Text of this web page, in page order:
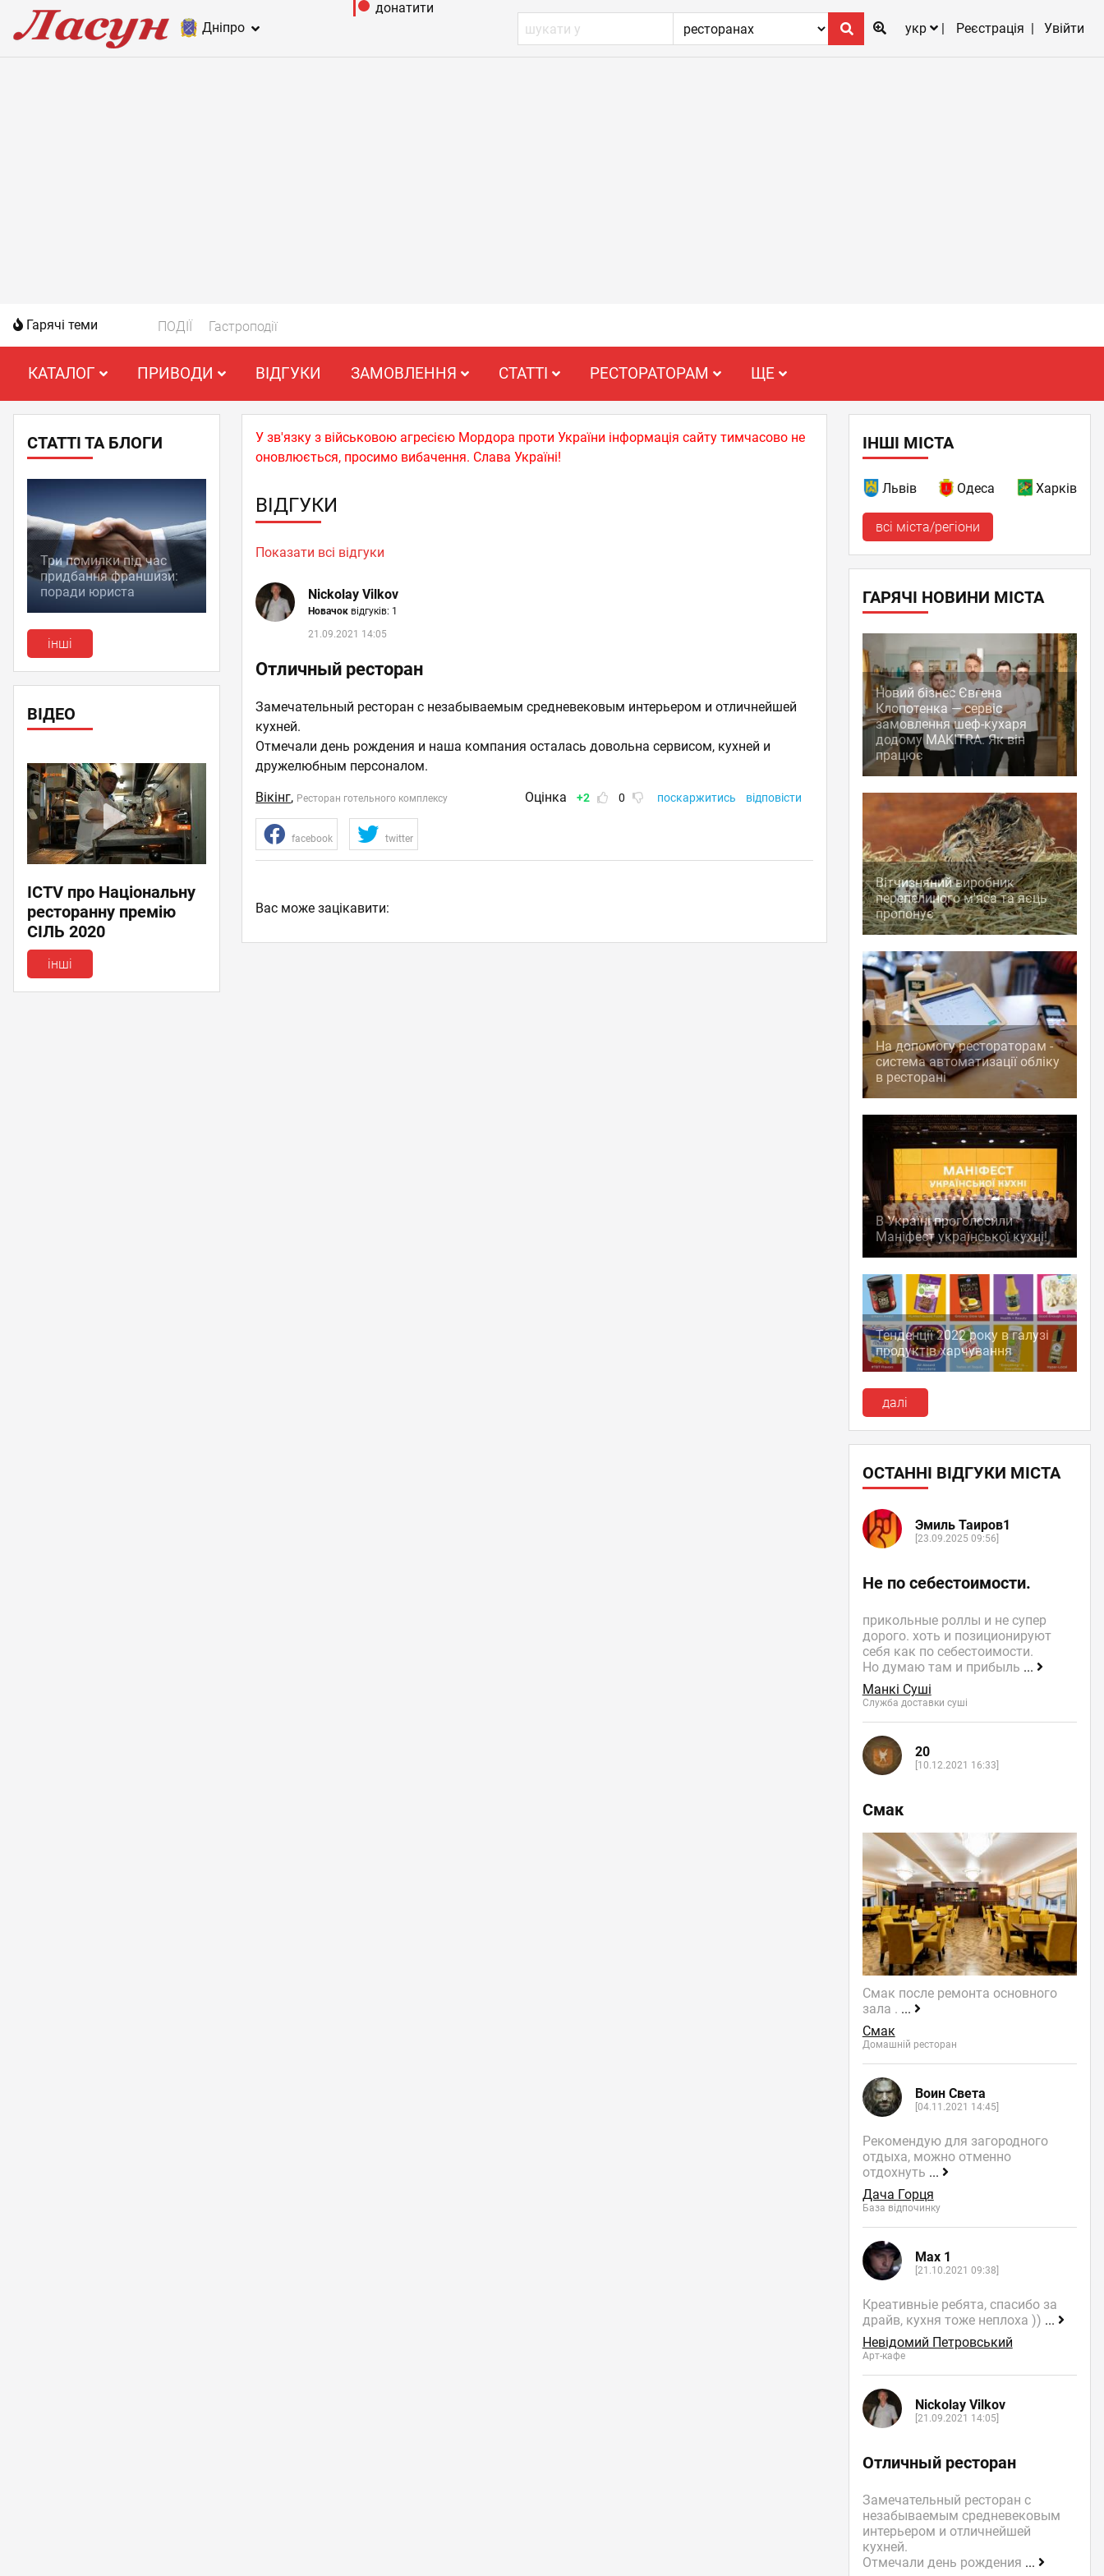
Дніпро
донатити
укр
Реєстрація Увійти
Гарячі теми ПОДІЇ Гастроподії
КАТАЛОГ ПРИВОДИ ВІДГУКИ ЗАМОВЛЕННЯ СТАТТІ РЕСТОРАТОРАМ ЩЕ
СТАТТІ ТА БЛОГИ
Три помилки під час
придбання франшизи:
поради юриста
інші
ВІДЕО
ICTV про Національну
ресторанну премію
СІЛЬ 2020
інші
У зв'язку з військовою агресією Мордора проти України інформація сайту тимчасово не
оновлюється, просимо вибачення. Слава Україні!
ВІДГУКИ
Показати всі відгуки
Nickolay Vilkov
Новачок відгуків: 1
21.09.2021 14:05
Отличный ресторан
Замечательный ресторан с незабываемым средневековым интерьером и отличнейшей
кухней.
Отмечали день рождения и наша компания осталась довольна сервисом, кухней и
дружелюбным персоналом.
Вікінг, Ресторан готельного комплексу Оцінка +2 0 поскаржитись відповісти
facebook twitter
Вас може зацікавити:
ІНШІ МІСТА
Львів Одеса Харків
всі міста/регіони
ГАРЯЧІ НОВИНИ МІСТА
Новий бізнес Євгена
Клопотенка — сервіс
замовлення шеф-кухаря
додому MAKITRA. Як він
працює
Вітчизняний виробник
перепелиного м'яса та яєць
пропонує
На допомогу рестораторам -
система автоматизації обліку
в ресторані
В Україні проголосили
Маніфест української кухні!
Тенденції 2022 року в галузі
продуктів харчування
далі
ОСТАННІ ВІДГУКИ МІСТА
Эмиль Таиров1
[23.09.2025 09:56]
Не по себестоимости.
прикольные роллы и не супер
дорого. хоть и позиционируют
себя как по себестоимости.
Но думаю там и прибыль ...
Манкі Суші
Служба доставки суші
20
[10.12.2021 16:33]
Смак
Смак после ремонта основного
зала . ...
Смак
Домашній ресторан
Воин Света
[04.11.2021 14:45]
Рекомендую для загородного
отдыха, можно отменно
отдохнуть ...
Дача Горця
База відпочинку
Max 1
[21.10.2021 09:38]
Креативньіе ребята, спасибо за
драйв, кухня тоже неплоха )) ...
Невідомий Петровський
Арт-кафе
Nickolay Vilkov
[21.09.2021 14:05]
Отличный ресторан
Замечательный ресторан с
незабываемым средневековым
интерьером и отличнейшей
кухней.
Отмечали день рождения ...